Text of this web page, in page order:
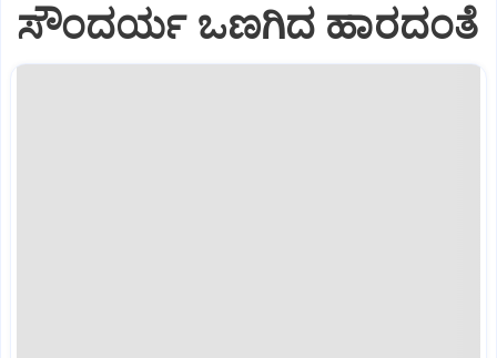
ಸೌಂದರ್ಯ ಒಣಗಿದ ಹಾರದಂತೆ